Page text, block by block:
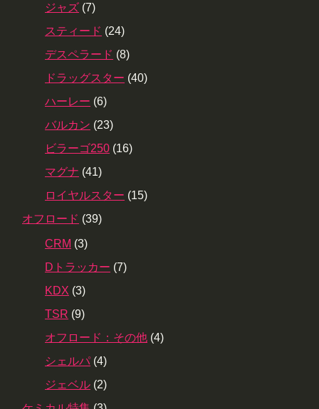
ジャズ (7)
スティード (24)
デスペラード (8)
ドラッグスター (40)
ハーレー (6)
バルカン (23)
ビラーゴ250 (16)
マグナ (41)
ロイヤルスター (15)
オフロード (39)
CRM (3)
Dトラッカー (7)
KDX (3)
TSR (9)
オフロード：その他 (4)
シェルパ (4)
ジェベル (2)